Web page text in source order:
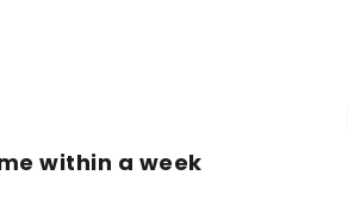
within a week